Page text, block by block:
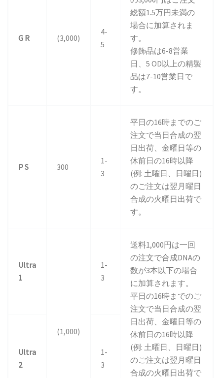
G R (3,000)
4-
5
総額1.5万円未満の
場合に加算されま
す。
修飾品は6-8営業
日、5 OD以上の精製
品は7-10営業日で
す。
P S 300
1-
3
平日の16時までのご
注文で当日合成の翌
日出荷、金曜日等の
休前日の16時以降
(例: 土曜日、日曜日)
のご注文は翌月曜日
合成の火曜日出荷で
す。
Ultra
1
(1,000)
1-
3
送料1,000円は一回
の注文で合成DNAの
数が3本以下の場合
に加算されます。
平日の16時までのご
注文で当日合成の翌
日出荷、金曜日等の
休前日の16時以降
(例: 土曜日、日曜日)
のご注文は翌月曜日
合成の火曜日出荷で
Ultra
2
1-
3